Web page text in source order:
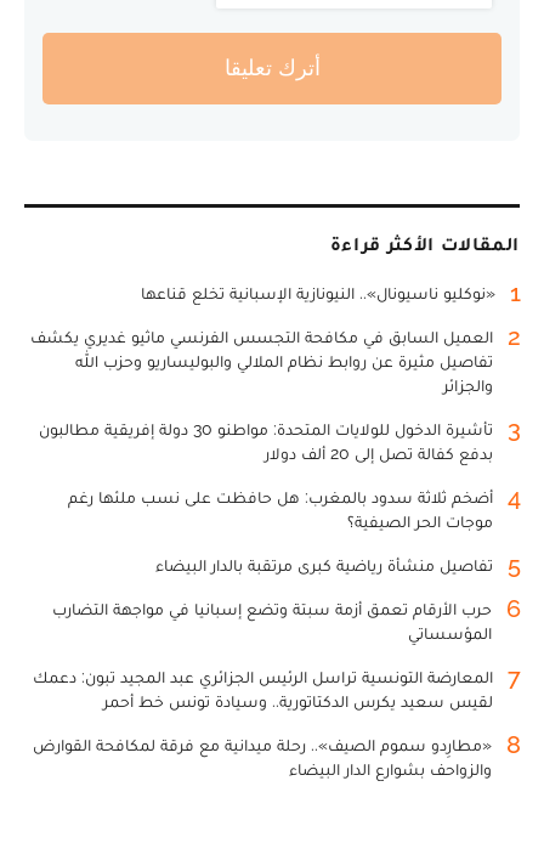
أترك تعليقا
المقالات الأكثر قراءة
1 «نوكليو ناسيونال».. النيونازية الإسبانية تخلع قناعها
2
العميل السابق في مكافحة التجسس الفرنسي ماثيو غديري يكشف
تفاصيل مثيرة عن روابط نظام الملالي والبوليساريو وحزب الله
والجزائر
3
تأشيرة الدخول للولايات المتحدة: مواطنو 30 دولة إفريقية مطالبون
بدفع كفالة تصل إلى 20 ألف دولار
4
أضخم ثلاثة سدود بالمغرب: هل حافظت على نسب ملئها رغم
موجات الحر الصيفية؟
5 تفاصيل منشأة رياضية كبرى مرتقبة بالدار البيضاء
6
حرب الأرقام تعمق أزمة سبتة وتضع إسبانيا في مواجهة التضارب
المؤسساتي
7
المعارضة التونسية تراسل الرئيس الجزائري عبد المجيد تبون: دعمك
لقيس سعيد يكرس الدكتاتورية.. وسيادة تونس خط أحمر
8
«مطارِدو سموم الصيف».. رحلة ميدانية مع فرقة لمكافحة القوارض
والزواحف بشوارع الدار البيضاء